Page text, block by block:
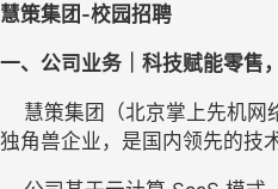
慧策集团-校园招聘
一、公司业务｜科技赋能零售，
慧策集团（北京掌上先机网
独角兽企业，是国内领先的技术